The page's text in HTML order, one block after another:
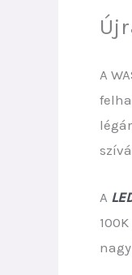
A
A